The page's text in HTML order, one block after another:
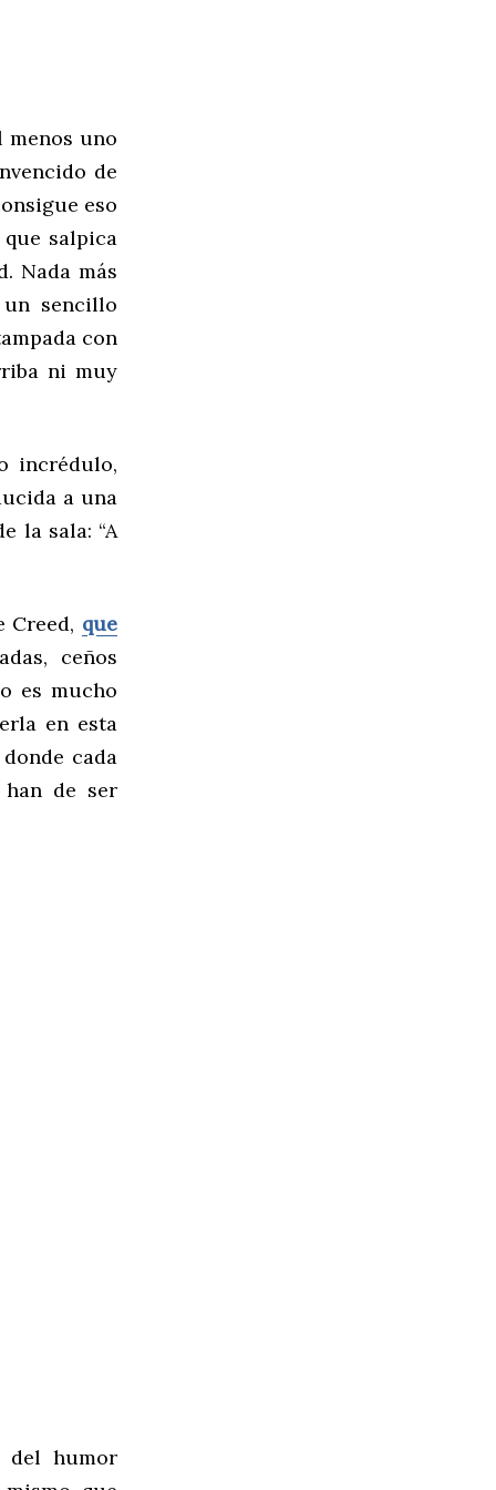
menos uno
de
eso
salpica
Nada más
sencillo
con
ni muy
incrédulo,
a una
la sala: “A
Creed, que
ceños
es mucho
en esta
cada
de ser
del humor